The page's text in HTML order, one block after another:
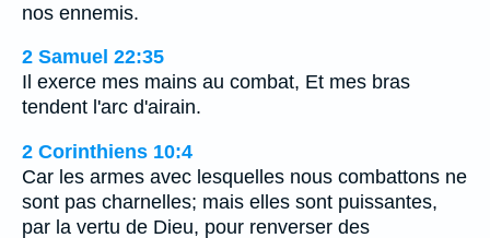
nos ennemis.
2 Samuel 22:35
Il exerce mes mains au combat, Et mes bras
tendent l'arc d'airain.
2 Corinthiens 10:4
Car les armes avec lesquelles nous combattons ne
sont pas charnelles; mais elles sont puissantes,
par la vertu de Dieu, pour renverser des